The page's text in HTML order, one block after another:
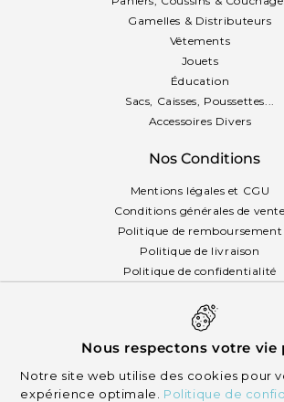
Gamelles & Distributeurs
Vêtements
Jouets
Éducation
Sacs, Caisses, Poussettes...
Accessoires Divers
Nos Conditions
Mentions légales et CGU
Conditions générales de vente
Politique de remboursement
Politique de livraison
Politique de confidentialité
Français
Nous respectons votre vie
Notre site web utilise des cookies pour
expérience optimale.
Politique de